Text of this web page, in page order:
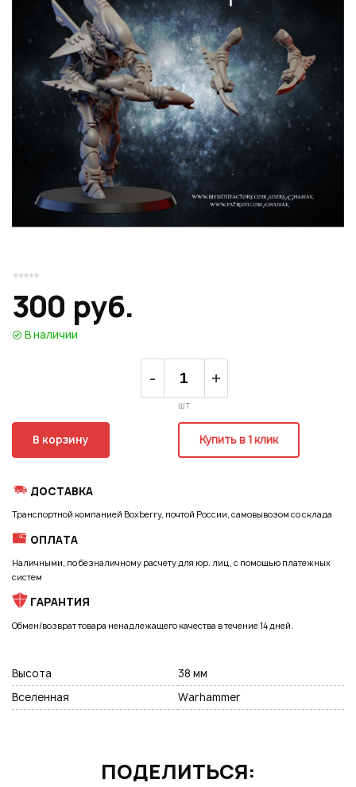
300 руб.
В наличии
- +
шт
В корзину Купить в 1 клик
ДОСТАВКА
Транспортной компанией Boxberry, почтой России, самовывозом со склада
ОПЛАТА
Наличными, по безналичному расчету для юр. лиц, с помощью платежных
систем
ГАРАНТИЯ
Обмен/возврат товара ненадлежащего качества в течение 14 дней.
Высота
38 мм
Вселенная
Warhammer
ПОДЕЛИТЬСЯ:
Накопительные скидки
Розыгрыши подарков
Доступ в закрытый клуб
ВОЙТИ ЧЕРЕЗ GOOGLE
Подписаться на новые возможности
Нажимая на кнопку "Отправить", вы даете согласие на обработку
Нажимая на кнопку "Отправить", вы даете согласие на обработку
персональных данных
Отправить
Нажимая на кнопку "Отправить", вы даете согласие на обработку
персональных данных
Или войти через соц сети
ВОЙТИ ЧЕРЕЗ GOOGLE
Отправить
Нажимая на кнопку "Отправить", вы даете согласие на обработку
персональных данных